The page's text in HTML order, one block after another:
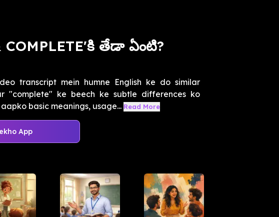
తేడా ఏంటి?
transcript mein humne English ke do similar
"complete" ke beech ke subtle differences ko
basic meanings, usage... Read More
App